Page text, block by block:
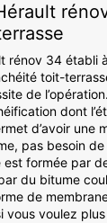
rénov 34 établi
toit-
de
dont
d’avoir une
pas besoin
est formée par
du bitume
de
voulez plus